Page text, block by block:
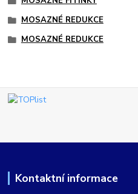
MOSAZNÉ REDUKCE
MOSAZNÉ REDUKCE
Kontaktní informace